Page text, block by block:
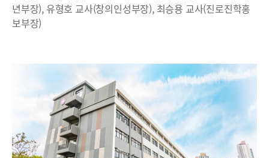
년부장), 유형호 교사(창의인성부장), 최승용 교사(진로진학홍
보부장)